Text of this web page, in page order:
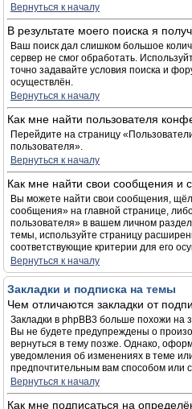
Вернуться к началу
В результате моего поиска я
Ваш поиск дал слишком большое
сервер не смог обработать.
точно задавайте условия поиска и
осуществлён.
Вернуться к началу
Как мне найти пользователя
Перейдите на страницу
пользователя».
Вернуться к началу
Как мне найти свои сообщения и
Вы можете найти свои сообщения,
сообщения» на главной странице,
пользователя» в вашем личном
темы, используйте страницу
соответствующие критерии для его
Вернуться к началу
Закладки и подписка на темы
Чем отличаются закладки от
Закладки в phpBB3 больше похожи на
Вы не будете предупреждены о
вернуться в тему позже. Однако,
уведомления об изменениях в теме
предпочтительным вам способом или
Вернуться к началу
Как мне подписаться на